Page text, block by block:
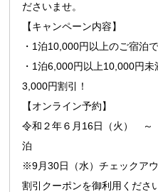
ださいませ。
【キャンペーン内容】
・1泊10,000円以上のご宿泊
・1泊6,000円以上10,000円
3,000円割引！
【オンライン予約】
令和２年６月16日（火） ～
泊
※9月30日（水）チェックア
割引クーポンを御利用くださ